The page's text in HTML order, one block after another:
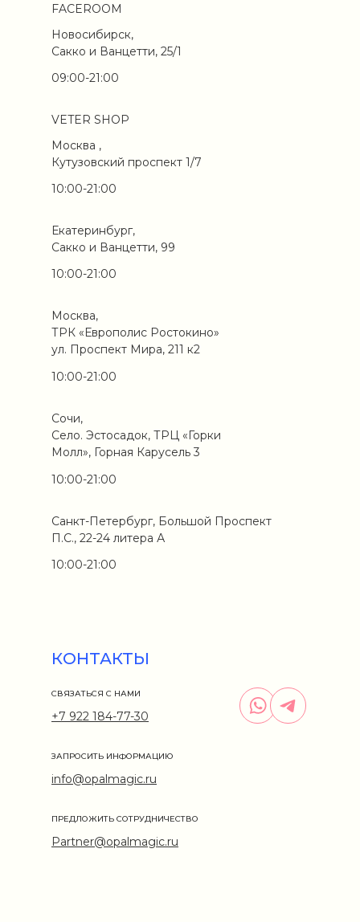
10:00-21:00
Санкт-Петербург, Большой Проспект
П.С., 22-24 литера А
10:00-21:00
Сочи,
Село. Эстосадок, ТРЦ «Горки
Молл», Горная Карусель 3
10:00-21:00
Москва,
ТРК «Европолис Ростокино»
ул. Проспект Мира, 211 к2
10:00-21:00
Екатеринбург,
Сакко и Ванцетти, 99
FACEROOM
Новосибирск,
Сакко и Ванцетти, 25/1
09:00-21:00
VETER SHOP
Москва ,
Кутузовский проспект 1/7
10:00-21:00
КОНТАКТЫ
info@opalmagic.ru
+7 922 184-77-30
СВЯЗАТЬСЯ С НАМИ
ЗАПРОСИТЬ ИНФОРМАЦИЮ
Partner@opalmagic.ru
ПРЕДЛОЖИТЬ СОТРУДНИЧЕСТВО